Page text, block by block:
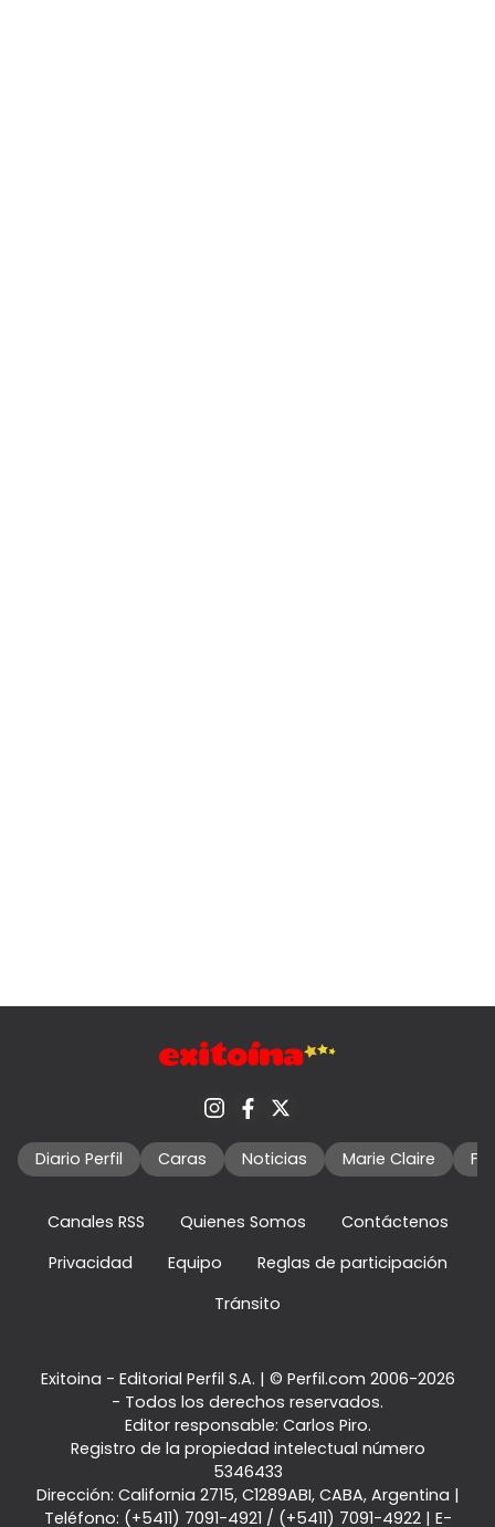
Diario Perfil Caras Noticias Marie Claire
Canales RSS Quienes Somos
Contáctenos
Privacidad
Equipo
Reglas de participación
Tránsito
Exitoina - Editorial Perfil S.A. | © Perfil.com 2006-2026
- Todos los derechos reservados.
Editor responsable: Carlos Piro.
Registro de la propiedad intelectual número
5346433
Dirección: California 2715, C1289ABI, CABA, Argentina |
Teléfono: (+5411) 7091-4921 / (+5411) 7091-4922| E-